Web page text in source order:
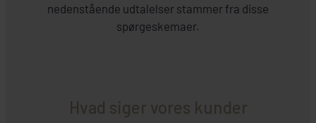
nedenstående udtalelser stammer fra disse
spørgeskemaer.
Hvad siger vores kunder